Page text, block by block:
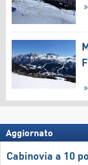
Aggiornato
Cabinovia a 10